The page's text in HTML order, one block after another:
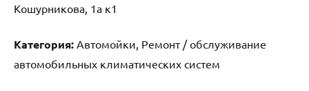
Кошурникова, 1а к1
Категория: Автомойки, Ремонт / обслуживание
автомобильных климатических систем